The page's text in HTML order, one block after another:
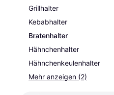
Grillhalter
Kebabhalter
Bratenhalter
Hähnchenhalter
Hähnchenkeulenhalter
Mehr anzeigen (2)